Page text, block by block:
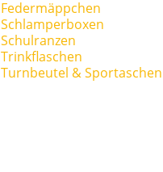
Federmäppchen
Schlamperboxen
Schulranzen
Trinkflaschen
Turnbeutel & Sportaschen